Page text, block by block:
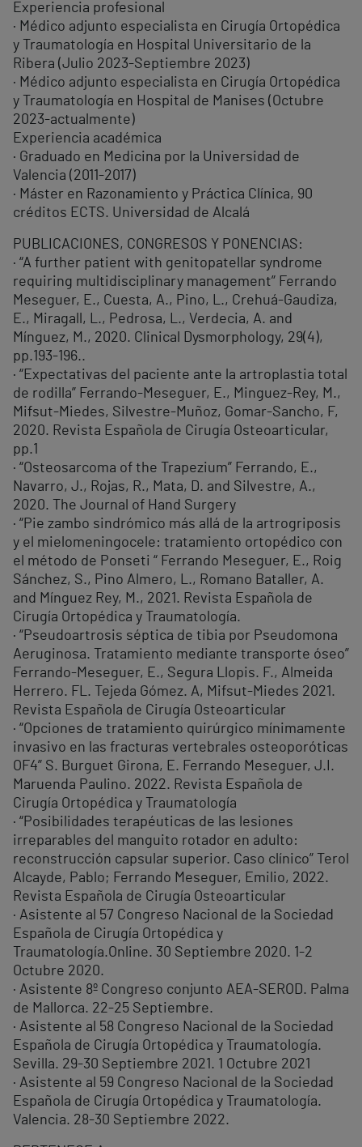
Experiencia profesional
· Médico adjunto especialista en Cirugía Ortopédica
y Traumatología en Hospital Universitario de la
Ribera (Julio 2023-Septiembre 2023)
· Médico adjunto especialista en Cirugía Ortopédica
y Traumatología en Hospital de Manises (Octubre
2023-actualmente)
Experiencia académica
· Graduado en Medicina por la Universidad de
Valencia (2011-2017)
· Máster en Razonamiento y Práctica Clínica, 90
créditos ECTS. Universidad de Alcalá
PUBLICACIONES, CONGRESOS Y PONENCIAS:
· “A further patient with genitopatellar syndrome
requiring multidisciplinary management” Ferrando
Meseguer, E., Cuesta, A., Pino, L., Crehuá-Gaudiza,
E., Miragall, L., Pedrosa, L., Verdecia, A. and
Mínguez, M., 2020. Clinical Dysmorphology, 29(4),
pp.193-196..
· “Expectativas del paciente ante la artroplastia total
de rodilla” Ferrando-Meseguer, E., Minguez-Rey, M.,
Mifsut-Miedes, Silvestre-Muñoz, Gomar-Sancho, F,
2020. Revista Española de Cirugía Osteoarticular,
pp.1
· “Osteosarcoma of the Trapezium” Ferrando, E.,
Navarro, J., Rojas, R., Mata, D. and Silvestre, A.,
2020. The Journal of Hand Surgery
· “Pie zambo sindrómico más allá de la artrogriposis
y el mielomeningocele: tratamiento ortopédico con
el método de Ponseti “ Ferrando Meseguer, E., Roig
Sánchez, S., Pino Almero, L., Romano Bataller, A.
and Mínguez Rey, M., 2021. Revista Española de
Cirugía Ortopédica y Traumatología.
· “Pseudoartrosis séptica de tibia por Pseudomona
Aeruginosa. Tratamiento mediante transporte óseo”
Ferrando-Meseguer, E., Segura Llopis. F., Almeida
Herrero. FL. Tejeda Gómez. A, Mifsut-Miedes 2021.
Revista Española de Cirugía Osteoarticular
· “Opciones de tratamiento quirúrgico mínimamente
invasivo en las fracturas vertebrales osteoporóticas
OF4” S. Burguet Girona, E. Ferrando Meseguer, J.I.
Maruenda Paulino. 2022. Revista Española de
Cirugía Ortopédica y Traumatología
· “Posibilidades terapéuticas de las lesiones
irreparables del manguito rotador en adulto:
reconstrucción capsular superior. Caso clínico” Terol
Alcayde, Pablo; Ferrando Meseguer, Emilio, 2022.
Revista Española de Cirugía Osteoarticular
· Asistente al 57 Congreso Nacional de la Sociedad
Española de Cirugía Ortopédica y
Traumatología.Online. 30 Septiembre 2020. 1-2
Octubre 2020.
· Asistente 8º Congreso conjunto AEA-SEROD. Palma
de Mallorca. 22-25 Septiembre.
· Asistente al 58 Congreso Nacional de la Sociedad
Española de Cirugía Ortopédica y Traumatología.
Sevilla. 29-30 Septiembre 2021. 1 Octubre 2021
· Asistente al 59 Congreso Nacional de la Sociedad
Española de Cirugía Ortopédica y Traumatología.
Valencia. 28-30 Septiembre 2022.